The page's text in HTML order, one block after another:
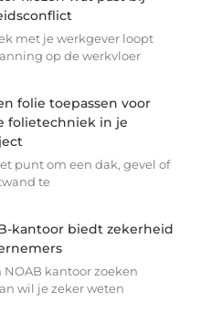
met je werkgever loopt
op de werkvloer
folie toepassen voor
folietechniek in je
punt om een dak, gevel of
te
kantoor biedt zekerheid
NOAB kantoor zoeken
wil je zeker weten